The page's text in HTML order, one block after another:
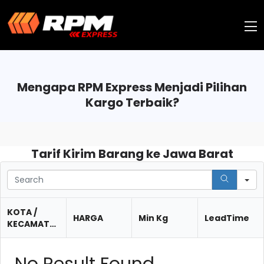
Mengapa RPM Express Menjadi Pilihan
Kargo Terbaik?
Tarif Kirim Barang ke Jawa Barat
KOTA /
KECAMATAN
HARGA Min Kg LeadTime